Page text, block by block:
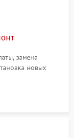
замена
новых
двигателя
объектива